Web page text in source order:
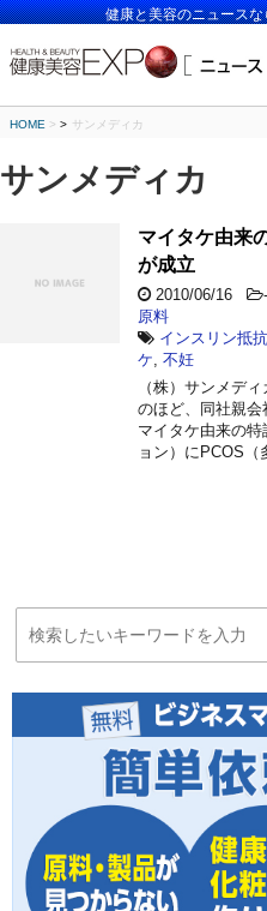
健康と美容のニュース
HOME > サンメディカ
サンメディカ
マイタケ由来
が成立
2010/06/16 -
原料
インスリン抵
ケ 不妊
（株）サンメデ
のほど、同社親
マイタケ由来の
ョン）にPCOS（